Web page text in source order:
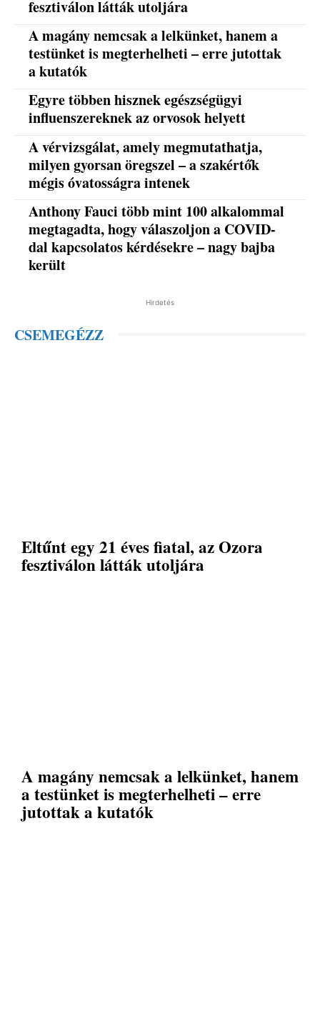
fesztiválon látták utoljára
A magány nemcsak a lelkünket, hanem a
testünket is megterhelheti – erre jutottak
a kutatók
Egyre többen hisznek egészségügyi
influenszereknek az orvosok helyett
A vérvizsgálat, amely megmutathatja,
milyen gyorsan öregszel – a szakértők
mégis óvatosságra intenek
Anthony Fauci több mint 100 alkalommal
megtagadta, hogy válaszoljon a COVID-
dal kapcsolatos kérdésekre – nagy bajba
került
Hirdetés
CSEMEGÉZZ
Eltűnt egy 21 éves fiatal, az Ozora
fesztiválon látták utoljára
A magány nemcsak a lelkünket, hanem
a testünket is megterhelheti – erre
jutottak a kutatók